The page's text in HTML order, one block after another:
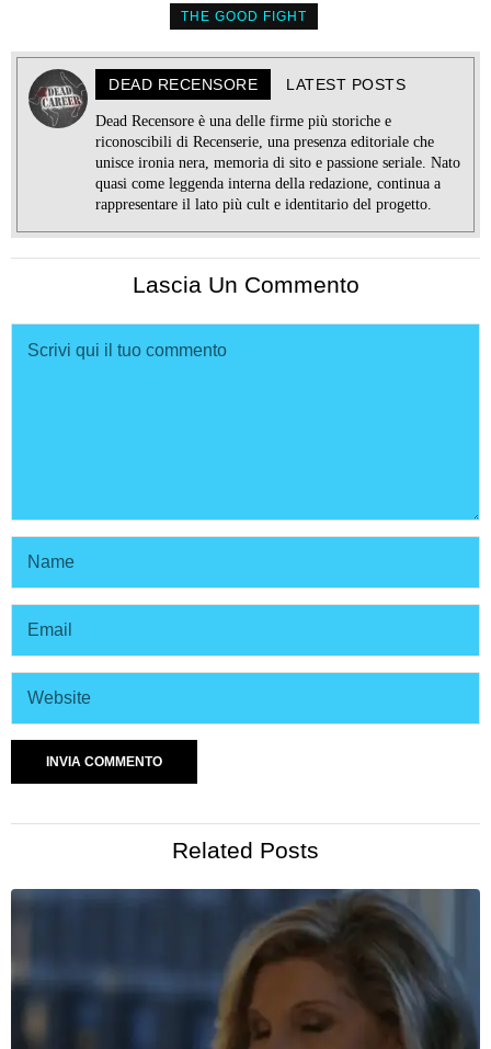
THE GOOD FIGHT
DEAD RECENSORE LATEST POSTS
Dead Recensore è una delle firme più storiche e
riconoscibili di Recenserie, una presenza editoriale che
unisce ironia nera, memoria di sito e passione seriale. Nato
quasi come leggenda interna della redazione, continua a
rappresentare il lato più cult e identitario del progetto.
Lascia Un Commento
Related Posts